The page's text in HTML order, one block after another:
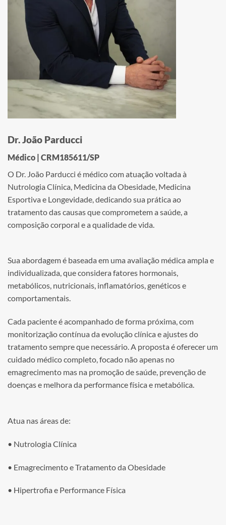
Dr. João Parducci
Médico | CRM185611/SP
O Dr. João Parducci é médico com atuação voltada à
Nutrologia Clínica, Medicina da Obesidade, Medicina
Esportiva e Longevidade, dedicando sua prática ao
tratamento das causas que comprometem a saúde, a
composição corporal e a qualidade de vida.
Sua abordagem é baseada em uma avaliação médica ampla e
individualizada, que considera fatores hormonais,
metabólicos, nutricionais, inflamatórios, genéticos e
comportamentais.
Cada paciente é acompanhado de forma próxima, com
monitorização contínua da evolução clínica e ajustes do
tratamento sempre que necessário. A proposta é oferecer um
cuidado médico completo, focado não apenas no
emagrecimento mas na promoção de saúde, prevenção de
doenças e melhora da performance física e metabólica.
Atua nas áreas de:
• Nutrologia Clínica
• Emagrecimento e Tratamento da Obesidade
• Hipertrofia e Performance Física